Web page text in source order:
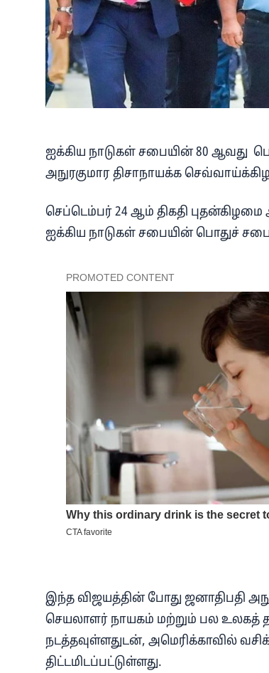
ஐக்கிய நாடுகள் சபையின் 80 ஆவது
அநுரகுமார திசாநாயக்க
செப்டெம்பர் 24 ஆம் திகதி புதன்கிழமை
ஐக்கிய நாடுகள் சபையின் பொதுச்
இந்த விஜயத்தின் போது ஜனாதிபதி
செயலாளர் நாயகம் மற்றும் பல உலகத்
நடத்தவுள்ளதுடன், அமெரிக்காவில்
திட்டமிடப்பட்டுள்ளது.